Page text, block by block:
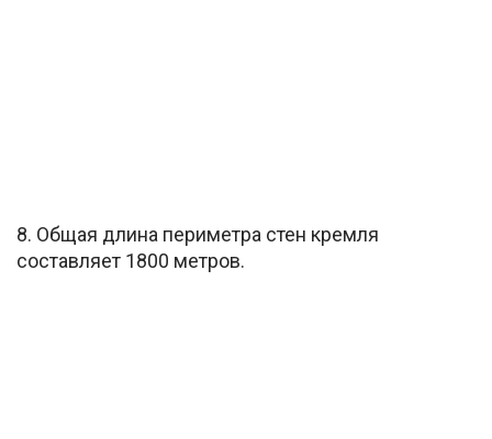
8. Общая длина периметра стен кремля
составляет 1800 метров.